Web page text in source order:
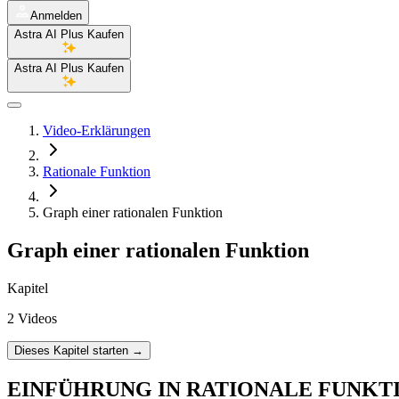
Anmelden
Astra AI Plus Kaufen
Astra AI Plus Kaufen
Video-Erklärungen
Rationale Funktion
Graph einer rationalen Funktion
Graph einer rationalen Funktion
Kapitel
2 Videos
Dieses Kapitel starten →
EINFÜHRUNG IN RATIONALE